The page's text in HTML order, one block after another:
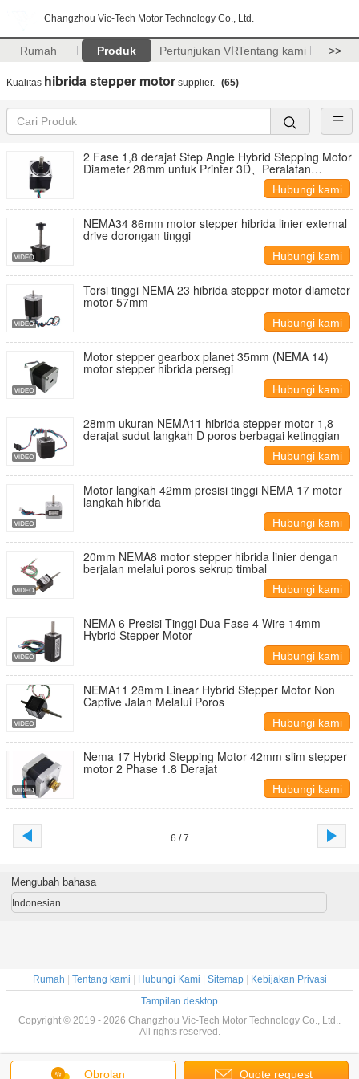
Changzhou Vic-Tech Motor Technology Co., Ltd.
Rumah Produk Pertunjukan VRTentang kami >>
Kualitas hibrida stepper motor supplier. (65)
2 Fase 1,8 derajat Step Angle Hybrid Stepping Motor
Diameter 28mm untuk Printer 3D、Peralatan
Hubungi kami
NEMA34 86mm motor stepper hibrida linier external
drive dorongan tinggi
Hubungi kami
Torsi tinggi NEMA 23 hibrida stepper motor diameter
motor 57mm
Hubungi kami
Motor stepper gearbox planet 35mm (NEMA 14)
motor stepper hibrida persegi
Hubungi kami
28mm ukuran NEMA11 hibrida stepper motor 1,8
derajat sudut langkah D poros berbagai ketinggian
Hubungi kami
Motor langkah 42mm presisi tinggi NEMA 17 motor
langkah hibrida
Hubungi kami
20mm NEMA8 motor stepper hibrida linier dengan
berjalan melalui poros sekrup timbal
Hubungi kami
NEMA 6 Presisi Tinggi Dua Fase 4 Wire 14mm
Hybrid Stepper Motor
Hubungi kami
NEMA11 28mm Linear Hybrid Stepper Motor Non
Captive Jalan Melalui Poros
Hubungi kami
Nema 17 Hybrid Stepping Motor 42mm slim stepper
motor 2 Phase 1.8 Derajat
Hubungi kami
6 / 7
Obrolan Quote request
Mengubah bahasa
Indonesian
Rumah Tentang kami Hubungi Kami Sitemap|
Kebijakan Privasi
Tampilan desktop
Copyright © 2019 - 2026 Changzhou Vic-Tech Motor Technology Co., Ltd..
All rights reserved.